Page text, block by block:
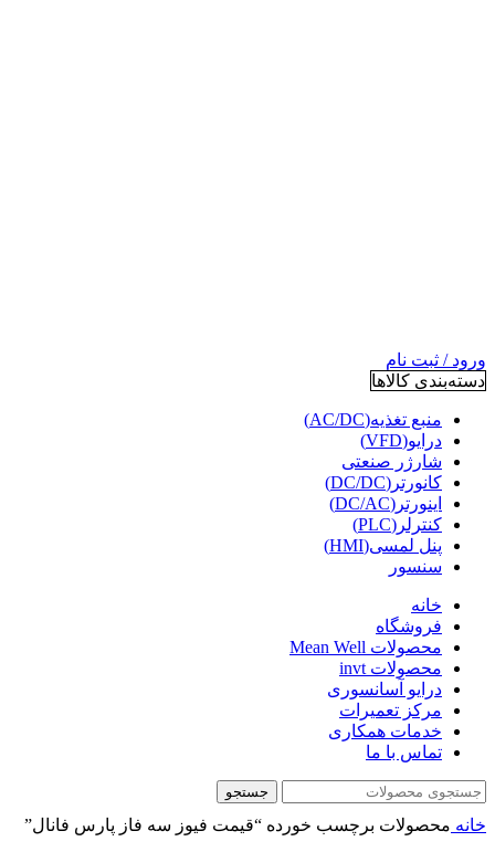
ورود / ثبت نام
دسته‌بندی کالاها
منبع تغذیه(AC/DC)
درایو(VFD)
شارژر صنعتی
کانورتر(DC/DC)
اینورتر(DC/AC)
کنترلر(PLC)
پنل لمسی(HMI)
سنسور
خانه
فروشگاه
محصولات Mean Well
محصولات invt
درایو آسانسوری
مرکز تعمیرات
خدمات همکاری
تماس با ما
جستجو
خانه محصولات برچسب خورده “قیمت فیوز سه فاز پارس فانال”